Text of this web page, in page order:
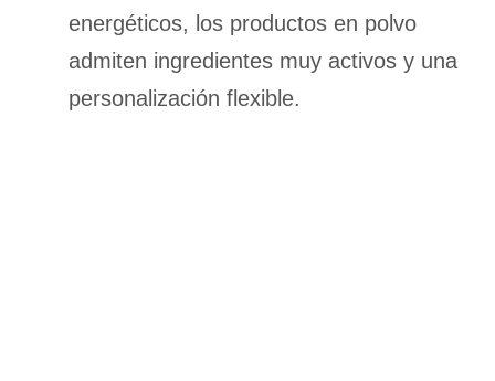
energéticos, los productos en polvo
admiten ingredientes muy activos y una
personalización flexible.